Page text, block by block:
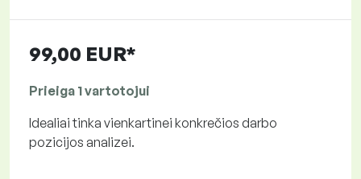
99,00 EUR*
Prieiga 1 vartotojui
Idealiai tinka vienkartinei konkrečios darbo
pozicijos analizei.